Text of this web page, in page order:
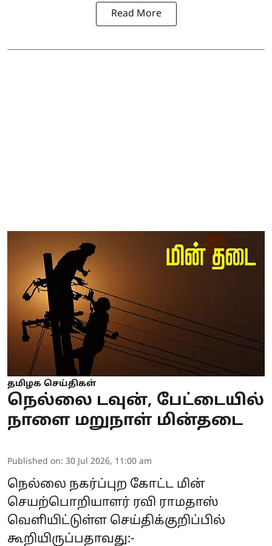
Read More
தமிழக செய்திகள்
நெல்லை டவுன், பேட்டையில்
நாளை மறுநாள் மின்தடை
Published on: 30 Jul 2026, 11:00 am
நெல்லை நகர்ப்புற கோட்ட மின்
செயற்பொறியாளர் ரவி ராமதாஸ்
வெளியிட்டுள்ள செய்திக்குறிப்பில்
கூறியிருப்பதாவது:-